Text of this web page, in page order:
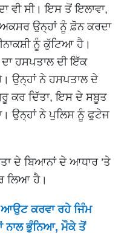
ਵੀ ਸੀ। ਇਸ ਤੋਂ ਇਲਾਵਾ,
ਉਨ੍ਹਾਂ ਨੂੰ ਫ਼ੋਨ ਕਰਦਾ
ਨੂੰ ਕੁੱਟਿਆ ਹੈ।
ਦਾ ਹਸਪਤਾਲ ਦੀ ਇੱਕ
ਉਨ੍ਹਾਂ ਨੇ ਹਸਪਤਾਲ ਦੇ
ਕਰ ਦਿੱਤਾ, ਇਸ ਦੇ ਸਬੂਤ
ਉਨ੍ਹਾਂ ਨੇ ਪੁਲਿਸ ਨੂੰ ਫੁਟੇਜ
ਦੇ ਬਿਆਨਾਂ ਦੇ ਆਧਾਰ ’ਤੇ
ਲਿਆ ਹੈ।
ਆਉਟ ਕਰਵਾ ਰਹੇ ਜਿੰਮ
ਨਾਲ ਭੁੰਨਿਆ, ਮੌਕੇ ਤੋਂ